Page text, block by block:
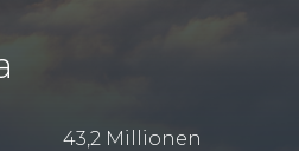
43,2 Millionen